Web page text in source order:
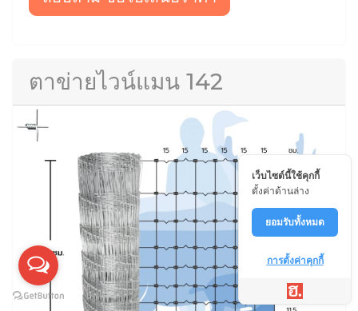
ตาข่ายไวน์แมน 142
เว็บไซต์นี้ใช้คุกกี้
ตั้งค่าด้านล่าง
ยอมรับทั้งหมด
การตั้งค่าคุกกี้